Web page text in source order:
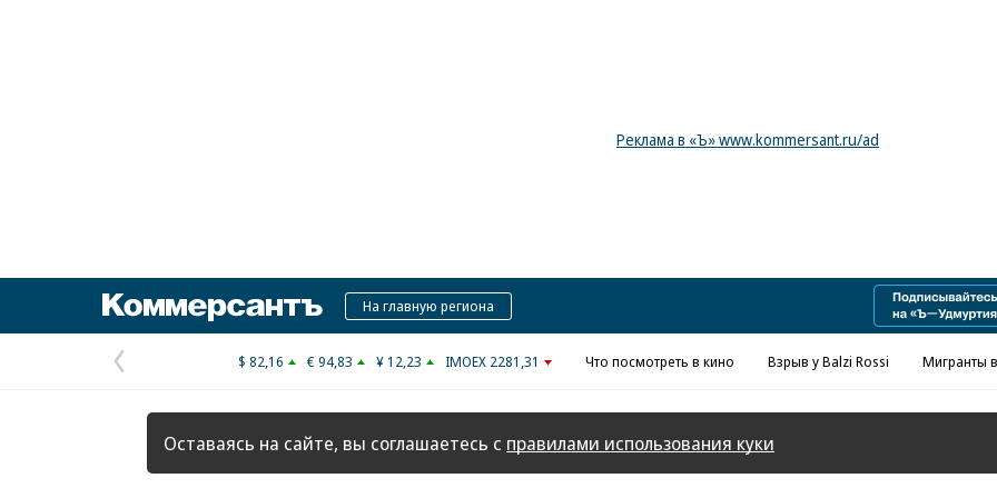
Реклама в «Ъ» www.kommersant.ru/ad
КоммерсантъНа главную региона
Предыдущая
страница
$ 82,16 € 94,83 ¥ 12,23 IMOEX 2281,31 Что посмотреть в кино Взрыв у Balzi Rossi Мигранты
Оставаясь на сайте, вы соглашаетесь с правилами использования куки